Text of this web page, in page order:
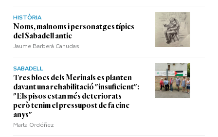
HISTÒRIA
Noms, malnoms i personatges típics
del Sabadell antic
Jaume Barberà Canudas
SABADELL
Tres blocs dels Merinals es planten
davant una rehabilitació "insuficient":
"Els pisos estan més deteriorats
però tenim el pressupost de fa cinc
anys"
Marta Ordóñez